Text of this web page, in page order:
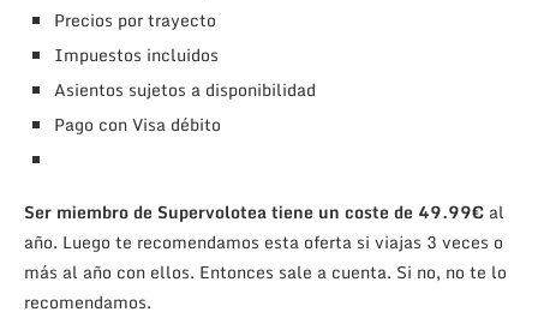
Precios por trayecto
Impuestos incluidos
Asientos sujetos a disponibilidad
Pago con Visa débito
Ser miembro de Supervolotea tiene un coste de 49.99€ al
año. Luego te recomendamos esta oferta si viajas 3 veces o
más al año con ellos. Entonces sale a cuenta. Si no, no te lo
recomendamos.